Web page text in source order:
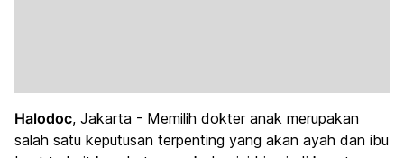
Halodoc, Jakarta - Memilih dokter anak merupakan
salah satu keputusan terpenting yang akan ayah dan ibu